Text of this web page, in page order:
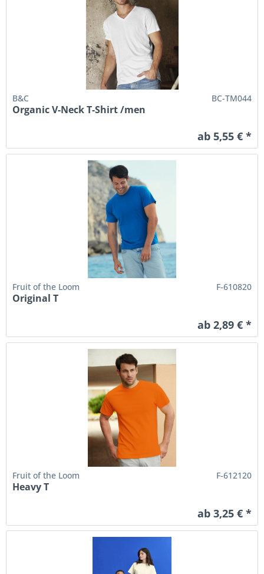
B&C BC-TM044
Organic V-Neck T-Shirt /men
ab 5,55 € *
Fruit of the Loom F-610820
Original T
ab 2,89 € *
Fruit of the Loom F-612120
Heavy T
ab 3,25 € *